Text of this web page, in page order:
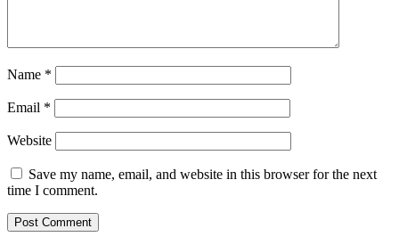
Name *
Email *
Website
Save my name, email, and website in this browser for the next
time I comment.